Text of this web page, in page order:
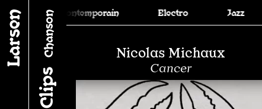
Classique•Contemporain Electro Jazz
Clips
Chanson Nicolas Michaux
Cancer